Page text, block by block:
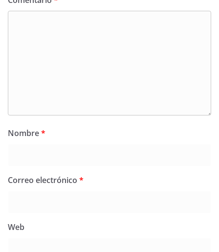
Nombre*
Correo electrónico *
Web